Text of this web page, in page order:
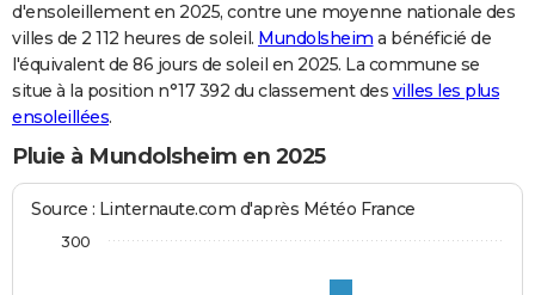
d'ensoleillement en 2025, contre une moyenne nationale des
villes de 2 112 heures de soleil. Mundolsheim a bénéficié de
l'équivalent de 86 jours de soleil en 2025. La commune se
situe à la position n°17 392 du classement des villes les plus
ensoleillées.
Pluie à Mundolsheim en 2025
Source : Linternaute.com d'après Météo France
300